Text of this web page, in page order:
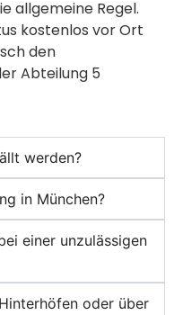
allgemeine Regel.
kostenlos vor Ort
den
Abteilung 5
werden?
in München?
einer unzulässigen
oder über